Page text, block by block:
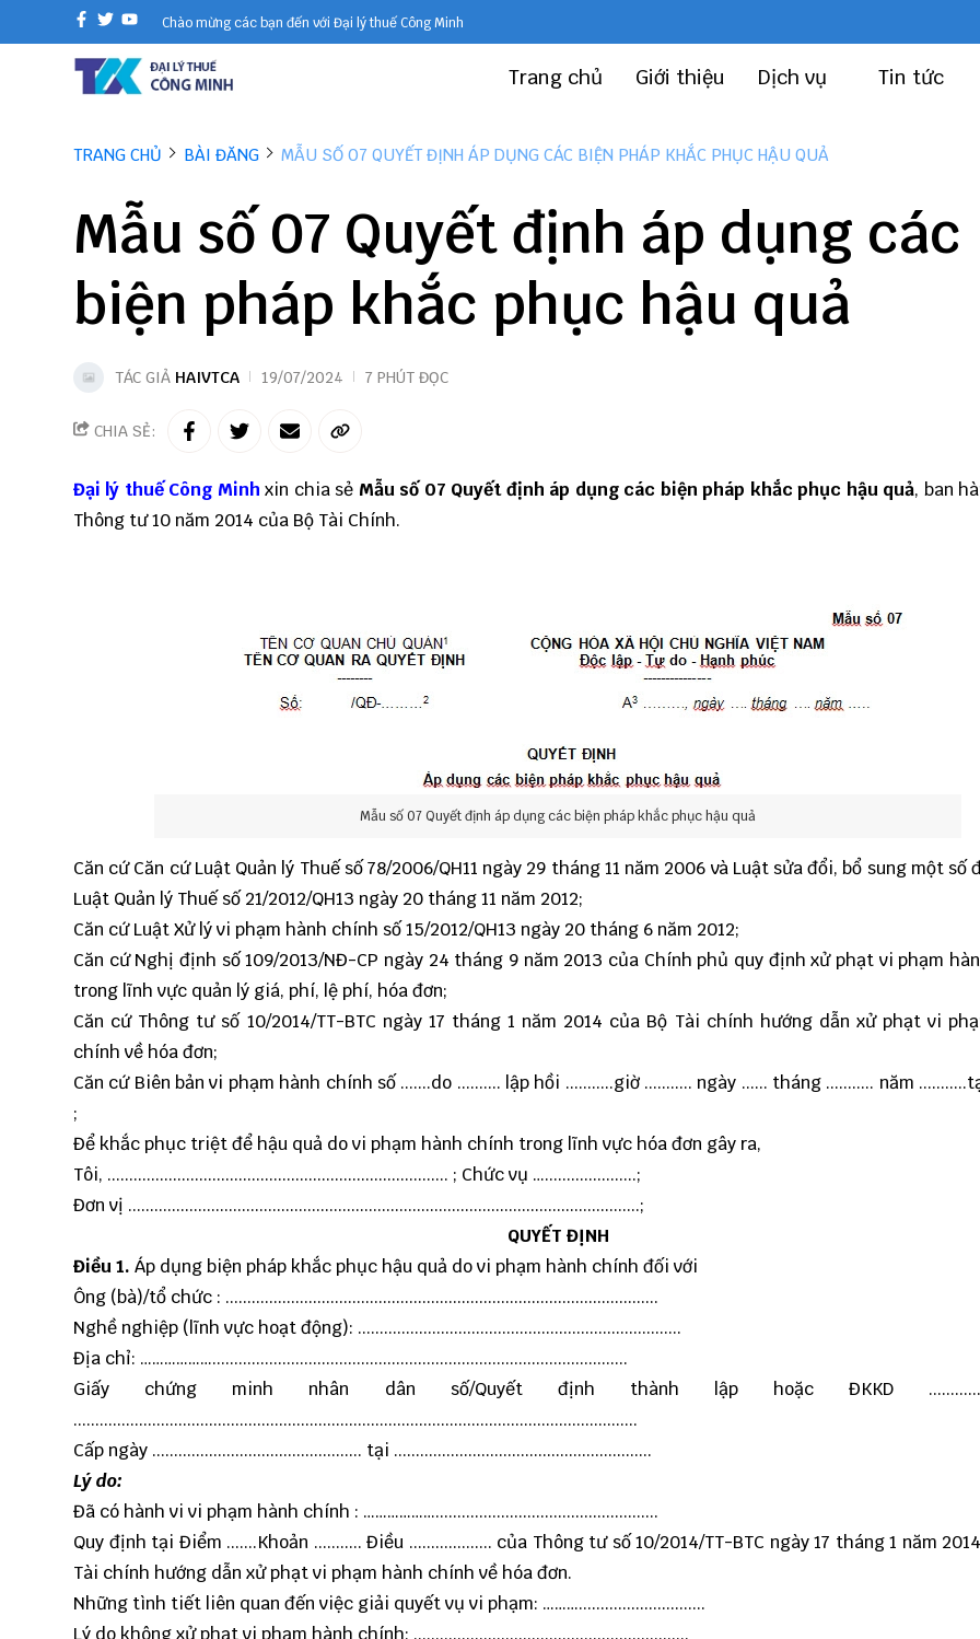
Chào mừng các bạn đến với Đại lý thuế Công Minh
Trang chủ Giới thiệu Dịch vụ Tin tức
TRANG CHỦ BÀI ĐĂNG MẪU SỐ 07 QUYẾT ĐỊNH ÁP DỤNG CÁC BIỆN PHÁP KHẮC PHỤC HẬU QUẢ
Mẫu số 07 Quyết định áp dụng các
biện pháp khắc phục hậu quả
TÁC GIẢ HAIVTCA 19/07/2024 7 PHÚT ĐỌC
CHIA SẺ:
Đại lý thuế Công Minh xin chia sẻ Mẫu số 07 Quyết định áp dụng các biện pháp khắc phục hậu quả, ban
Thông tư 10 năm 2014 của Bộ Tài Chính.
Mẫu số 07 Quyết định áp dụng các biện pháp khắc phục hậu quả
Căn cứ Căn cứ Luật Quản lý Thuế số 78/2006/QH11 ngày 29 tháng 11 năm 2006 và Luật sửa đổi, bổ sung một số
Luật Quản lý Thuế số 21/2012/QH13 ngày 20 tháng 11 năm 2012;
Căn cứ Luật Xử lý vi phạm hành chính số 15/2012/QH13 ngày 20 tháng 6 năm 2012;
Căn cứ Nghị định số 109/2013/NĐ-CP ngày 24 tháng 9 năm 2013 của Chính phủ quy định xử phạt vi phạm
trong lĩnh vực quản lý giá, phí, lệ phí, hóa đơn;
Căn cứ Thông tư số 10/2014/TT-BTC ngày 17 tháng 1 năm 2014 của Bộ Tài chính hướng dẫn xử phạt vi
chính về hóa đơn;
Căn cứ Biên bản vi phạm hành chính số .......do .......... lập hồi ...........giờ ........... ngày ...... tháng ........... năm
;
Để khắc phục triệt để hậu quả do vi phạm hành chính trong lĩnh vực hóa đơn gây ra,
Tôi, .............................................................................. ; Chức vụ ….....................;
Đơn vị .....................................................................................................................;
QUYẾT ĐỊNH
Điều 1. Áp dụng biện pháp khắc phục hậu quả do vi phạm hành chính đối với
Ông (bà)/tổ chức : ...................................................................................................
Nghề nghiệp (lĩnh vực hoạt động): ..........................................................................
Địa chỉ: ………………...............................................................................................
Giấy chứng minh nhân dân số/Quyết định thành lập hoặc ĐKKD
.................................................................................................................................
Cấp ngày ................................................ tại ...........................................................
Lý do:
Đã có hành vi vi phạm hành chính : ………………...................................................
Quy định tại Điểm .......Khoản ........... Điều ................... của Thông tư số 10/2014/TT-BTC ngày 17 tháng 1 năm
Tài chính hướng dẫn xử phạt vi phạm hành chính về hóa đơn.
Những tình tiết liên quan đến việc giải quyết vụ vi phạm: ……….............................
Lý do không xử phạt vi phạm hành chính: ...............................................................